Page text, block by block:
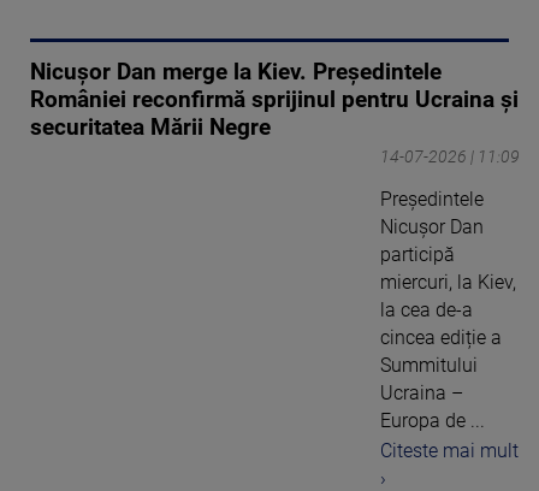
Nicușor Dan merge la Kiev. Președintele
României reconfirmă sprijinul pentru Ucraina și
securitatea Mării Negre
14-07-2026 | 11:09
Președintele
Nicușor Dan
participă
miercuri, la Kiev,
la cea de-a
cincea ediție a
Summitului
Ucraina –
Europa de ...
Citeste mai mult
›